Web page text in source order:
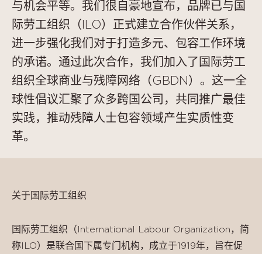
与机会平等。我们很自豪地宣布，品牌已与国
际劳工组织（ILO）正式建立合作伙伴关系，
进一步强化我们对于打造多元、包容工作环境
的承诺。通过此次合作，我们加入了国际劳工
组织全球商业与残障网络（GBDN）。这一全
球性倡议汇聚了众多跨国公司，共同推广最佳
实践，推动残障人士包容领域产生实质性变
革。
关于国际劳工组织
国际劳工组织（International Labour Organization，简
称ILO）是联合国下属专门机构，成立于1919年，旨在促